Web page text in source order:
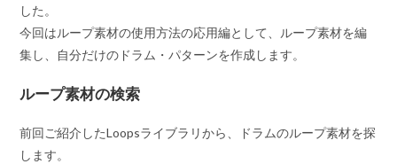
した。
今回はループ素材の使用方法の応用編として、ループ素材を編
集し、自分だけのドラム・パターンを作成します。
ループ素材の検索
前回ご紹介したLoopsライブラリから、ドラムのループ素材を探
します。